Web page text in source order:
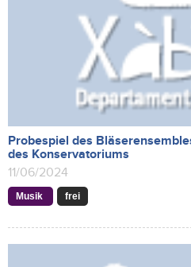
Probespiel des
des Konservatoriums
11/06/2024
Musik frei